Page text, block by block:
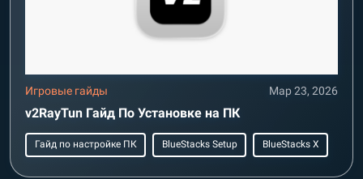
Игровые гайды Мар 23, 2026
v2RayTun Гайд По Установке на ПК
Гайд по настройке ПК BlueStacks Setup BlueStacks X